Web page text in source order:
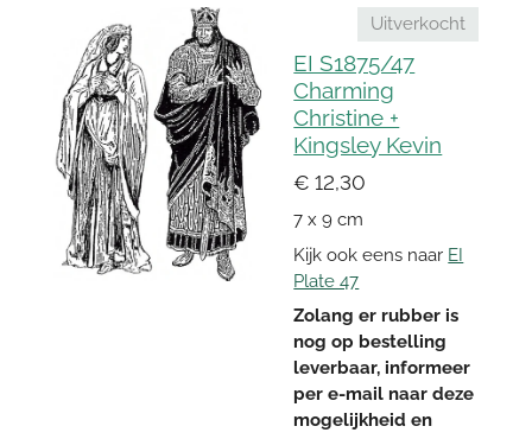
Uitverkocht
EI S1875/47
Charming
Christine +
Kingsley Kevin
€ 12,30
7 x 9 cm
Kijk ook eens naar EI
Plate 47
Zolang er rubber is
nog op bestelling
leverbaar, informeer
per e-mail naar deze
mogelijkheid en